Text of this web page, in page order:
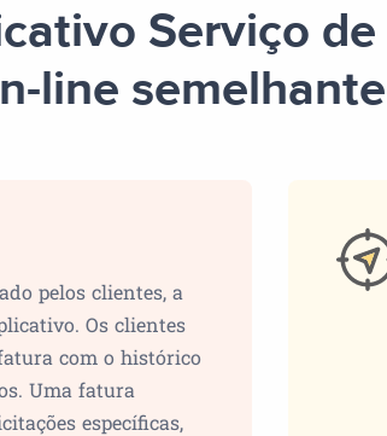
Serviço
line
pelos clientes, a
Os clientes
com o histórico
Uma fatura
específicas,